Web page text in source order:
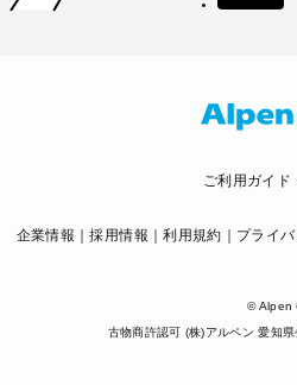
ご利用ガイド
企業情報 採用情報 利用規約 プライ
© Alpen
古物商許認可 (株)アルペン 愛知